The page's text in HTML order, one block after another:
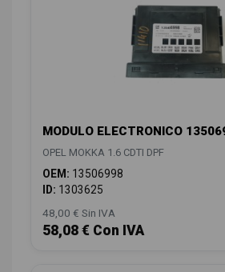
MODULO ELECTRONICO
OPEL MOKKA 1.6 CDTI DPF
OEM: 13506998
ID: 1303625
48,00 € Sin IVA
58,08 € Con IVA